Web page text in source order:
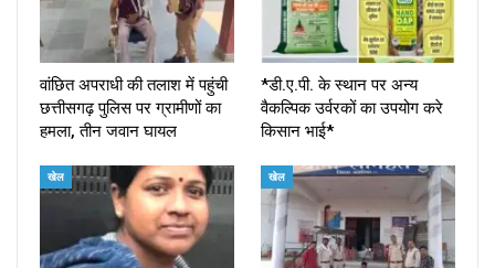
वांछित अपराधी की तलाश में पहुंची
छत्तीसगढ़ पुलिस पर ग्रामीणों का
हमला, तीन जवान घायल
*डी.ए.पी. के स्थान पर अन्य
वैकल्पिक उर्वरकों का उपयोग करे
किसान भाई*
खेल खेल